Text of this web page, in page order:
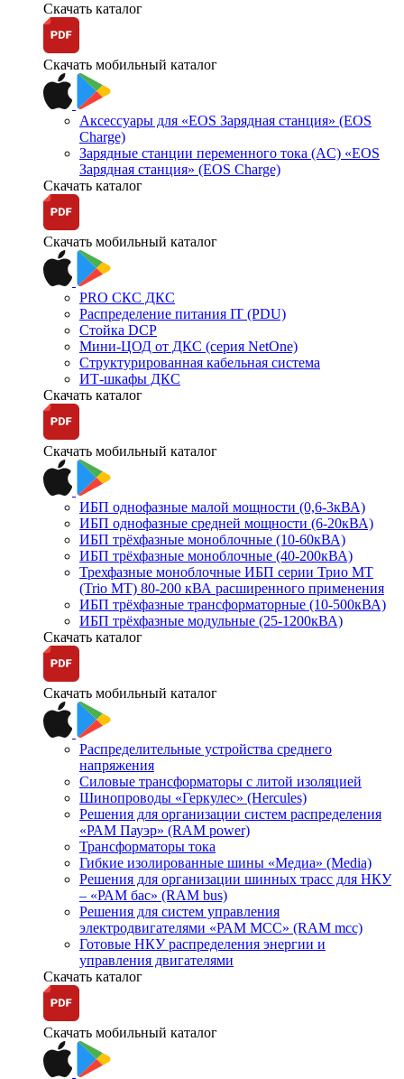
Скачать каталог
Скачать мобильный каталог
Аксессуары для «EOS Зарядная станция» (EOS
Charge)
Зарядные станции переменного тока (AC) «EOS
Зарядная станция» (EOS Charge)
Скачать каталог
Скачать мобильный каталог
PRO СКС ДКС
Распределение питания IT (PDU)
Стойка DCP
Мини-ЦОД от ДКС (серия NetOne)
Структурированная кабельная система
ИТ-шкафы ДКС
Скачать каталог
Скачать мобильный каталог
ИБП однофазные малой мощности (0,6-3кВА)
ИБП однофазные средней мощности (6-20кВА)
ИБП трёхфазные моноблочные (10-60кВА)
ИБП трёхфазные моноблочные (40-200кВА)
Трехфазные моноблочные ИБП серии Трио МТ
(Trio MT) 80-200 кВА расширенного применения
ИБП трёхфазные трансформаторные (10-500кВА)
ИБП трёхфазные модульные (25-1200кВА)
Скачать каталог
Скачать мобильный каталог
Распределительные устройства среднего
напряжения
Силовые трансформаторы с литой изоляцией
Шинопроводы «Геркулес» (Hercules)
Решения для организации систем распределения
«РАМ Пауэр» (RAM power)
Трансформаторы тока
Гибкие изолированные шины «Медиа» (Media)
Решения для организации шинных трасс для НКУ
– «РАМ бас» (RAM bus)
Решения для систем управления
электродвигателями «РАМ МСС» (RAM mcc)
Готовые НКУ распределения энергии и
управления двигателями
Скачать каталог
Скачать мобильный каталог